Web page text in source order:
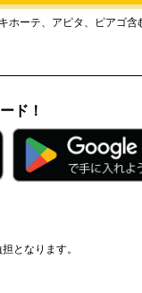
ホーテ、アピタ、ピアゴ
ド！
となります。